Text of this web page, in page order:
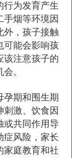
为发育产生
手烟等环境因
外，孩子接触
可能会影响孩
该注意孩子的
。
期和围生期
刺激、饮食因
或共同作用导
症风险，家长
家庭教育和社